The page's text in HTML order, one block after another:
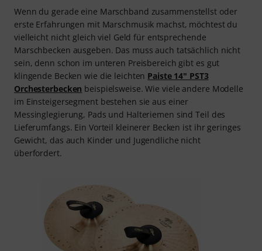
Wenn du gerade eine Marschband zusammenstellst oder
erste Erfahrungen mit Marschmusik machst, möchtest du
vielleicht nicht gleich viel Geld für entsprechende
Marschbecken ausgeben. Das muss auch tatsächlich nicht
sein, denn schon im unteren Preisbereich gibt es gut
klingende Becken wie die leichten Paiste 14" PST3
Orchesterbecken beispielsweise. Wie viele andere Modelle
im Einsteigersegment bestehen sie aus einer
Messinglegierung, Pads und Halteriemen sind Teil des
Lieferumfangs. Ein Vorteil kleinerer Becken ist ihr geringes
Gewicht, das auch Kinder und Jugendliche nicht
überfordert.